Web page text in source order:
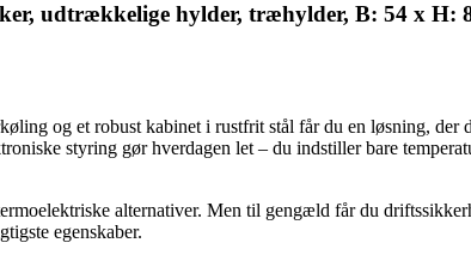
udtrækkelige hylder, træhylder, B: 54 x H:
og et robust kabinet i rustfrit stål får du en løsning, der
styring gør hverdagen let – du indstiller bare
alternativer. Men til gengæld får du
egenskaber.